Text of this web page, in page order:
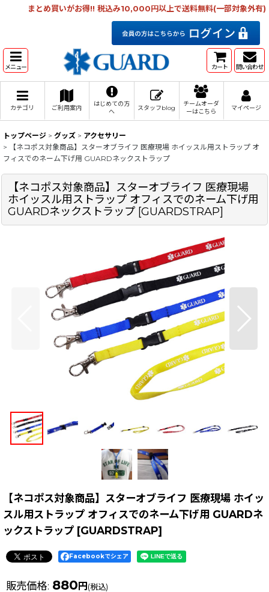
まとめ買いがお得!! 税込み10,000円以上で送料無料(一部対象外有)
メニュー カート 問い合わせ
カテゴリ ご利用案内
はじめての方
へ
スタッフblog
チームオーダ
ーはこちら
マイページ
トップページ > グッズ > アクセサリー
>
【ネコポス対象商品】スターオブライフ 医療現場 ホイッスル用ストラップ オ
フィスでのネーム下げ用 GUARDネックストラップ
【ネコポス対象商品】スターオブライフ 医療現場
ホイッスル用ストラップ オフィスでのネーム下げ用
GUARDネックストラップ [GUARDSTRAP]
【ネコポス対象商品】スターオブライフ 医療現場 ホイッ
スル用ストラップ オフィスでのネーム下げ用 GUARDネ
ックストラップ [GUARDSTRAP]
Facebookでシェア
販売価格: 880 円 (税込)